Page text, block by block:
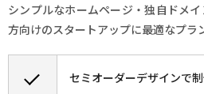
シンプルなホームページ・独自ドメ
方向けのスタートアップに最適なプラ
セミオーダーデザインで